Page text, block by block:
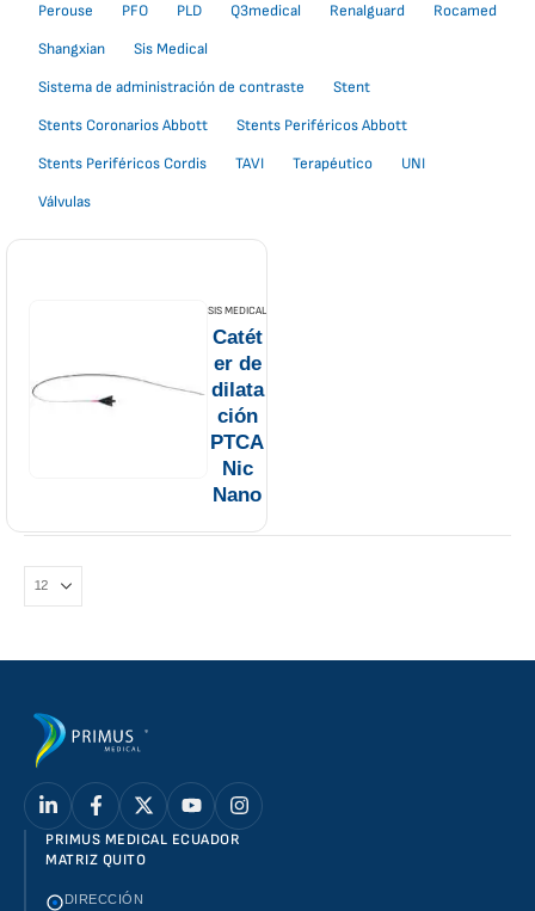
Perouse
PFO PLD Q3medical Renalguard
Rocamed
Shangxian
Sis Medical
Sistema de administración de contraste
Stent
Stents Coronarios Abbott
Stents Periféricos Abbott
Stents Periféricos Cordis
TAVI Terapéutico
UNI
Válvulas
SIS MEDICAL
Catét
er de
dilata
ción
PTCA
Nic
Nano
PRIMUS MEDICAL ECUADOR
MATRIZ QUITO
DIRECCIÓN